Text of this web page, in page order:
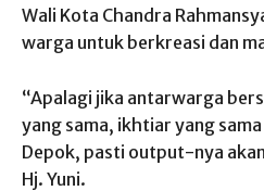
Wali Kota Chandra
warga untuk berkreasi dan
“Apalagi jika antarwarga
yang sama, ikhtiar yang
Depok, pasti output-nya
Hj. Yuni.